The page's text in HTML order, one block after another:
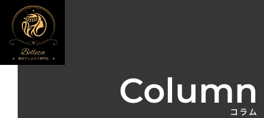
Column
コラム